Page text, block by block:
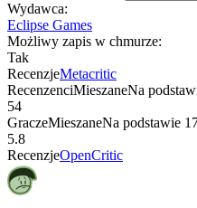
Wydawca:
Eclipse Games
Możliwy zapis w chmurze:
Tak
RecenzjeMetacritic
RecenzenciMieszaneNa
54
GraczeMieszaneNa podstawie
5.8
RecenzjeOpenCritic